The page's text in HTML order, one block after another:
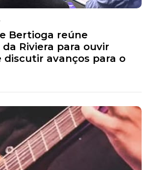
Bertioga reúne
Riviera para ouvir
discutir avanços para o